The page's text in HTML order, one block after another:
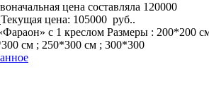
цена составляла 120000
Текущая цена: 105000 руб..
с 1 креслом Размеры : 200*200
см ; 250*300 см ; 300*300